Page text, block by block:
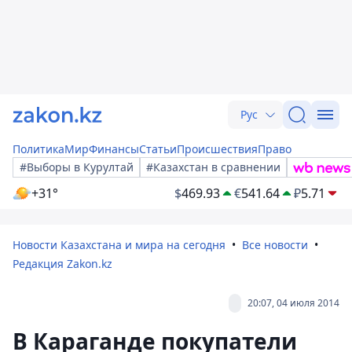
Рус
ПолитикаМирФинансыСтатьиПроисшествияПраво
#Выборы в Курултай
#Казахстан в сравнении
+31° $469.93 €541.64 ₽5.71
Новости Казахстана и мира на сегодня
Все новости
Редакция Zakon.kz
20:07, 04 июля 2014
В Караганде покупатели